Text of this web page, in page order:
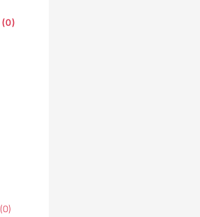
(0)
(0)